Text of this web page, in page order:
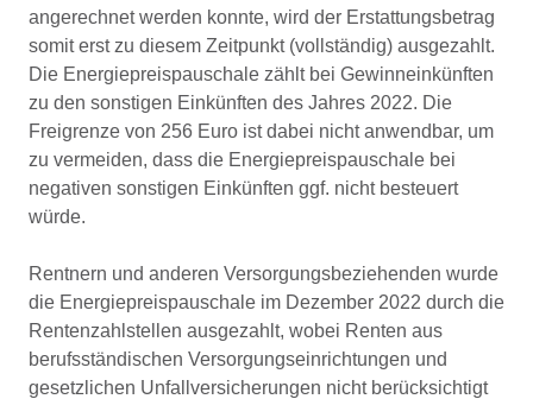
angerechnet werden konnte, wird der Erstattungsbetrag
somit erst zu diesem Zeitpunkt (vollständig) ausgezahlt.
Die Energiepreispauschale zählt bei Gewinneinkünften
zu den sonstigen Einkünften des Jahres 2022. Die
Freigrenze von 256 Euro ist dabei nicht anwendbar, um
zu vermeiden, dass die Energiepreispauschale bei
negativen sonstigen Einkünften ggf. nicht besteuert
würde.
Rentnern und anderen Versorgungsbeziehenden wurde
die Energiepreispauschale im Dezember 2022 durch die
Rentenzahlstellen ausgezahlt, wobei Renten aus
berufsständischen Versorgungseinrichtungen und
gesetzlichen Unfallversicherungen nicht berücksichtigt